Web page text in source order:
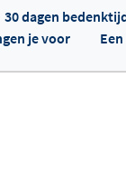
ophalen...
30 dagen
je voor